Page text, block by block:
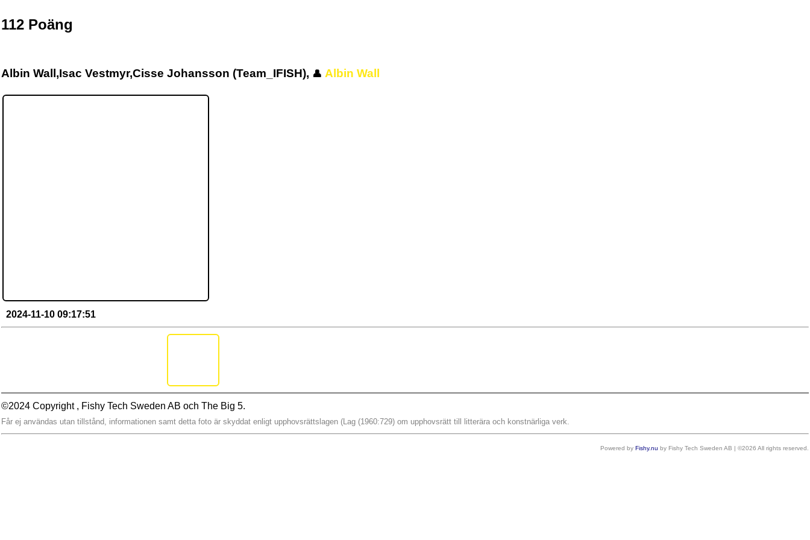
112 Poäng
Albin Wall,Isac Vestmyr,Cisse Johansson (Team_IFISH), 👤 Albin Wall
2024-11-10 09:17:51
©2024 Copyright , Fishy Tech Sweden AB och The Big 5.
Får ej användas utan tillstånd, informationen samt detta foto är skyddat enligt upphovsrättslagen (Lag (1960:729) om upphovsrätt till litterära och konstnärliga verk.
Powered by Fishy.nu by Fishy Tech Sweden AB | ©2026 All rights reserved.